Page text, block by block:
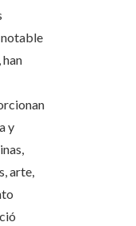
notable
han
y
arte,